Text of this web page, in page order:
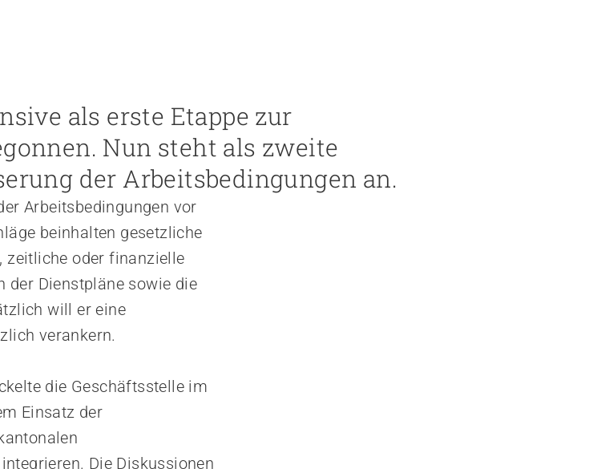
als erste Etappe zur
Nun steht als zweite
der Arbeitsbedingungen an.
Arbeitsbedingungen vor
beinhalten gesetzliche
zeitliche oder finanzielle
der Dienstpläne sowie die
will er eine
verankern.
die Geschäftsstelle im
Einsatz der
Die Diskussionen